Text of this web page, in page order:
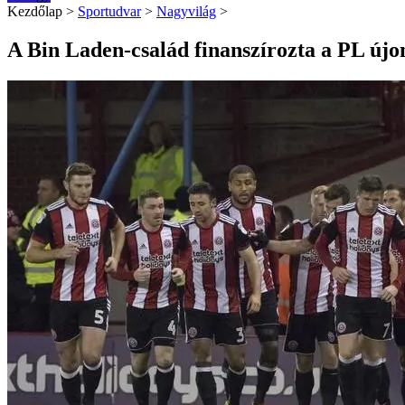
Kezdőlap > Sportudvar > Nagyvilág >
A Bin Laden-család finanszírozta a PL